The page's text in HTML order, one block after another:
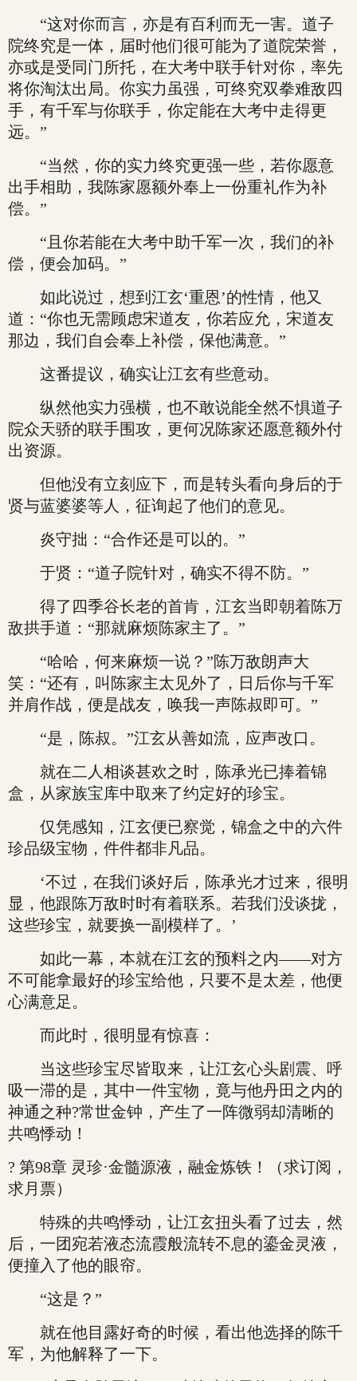
“这对你而言，亦是有百利而无一害。道子
院终究是一体，届时他们很可能为了道院荣誉，
亦或是受同门所托，在大考中联手针对你，率先
将你淘汰出局。你实力虽强，可终究双拳难敌四
手，有千军与你联手，你定能在大考中走得更
远。”
“当然，你的实力终究更强一些，若你愿意
出手相助，我陈家愿额外奉上一份重礼作为补
偿。”
“且你若能在大考中助千军一次，我们的补
偿，便会加码。”
如此说过，想到江玄‘重恩’的性情，他又
道：“你也无需顾虑宋道友，你若应允，宋道友
那边，我们自会奉上补偿，保他满意。”
这番提议，确实让江玄有些意动。
纵然他实力强横，也不敢说能全然不惧道子
院众天骄的联手围攻，更何况陈家还愿意额外付
出资源。
但他没有立刻应下，而是转头看向身后的于
贤与蓝婆婆等人，征询起了他们的意见。
炎守拙：“合作还是可以的。”
于贤：“道子院针对，确实不得不防。”
得了四季谷长老的首肯，江玄当即朝着陈万
敌拱手道：“那就麻烦陈家主了。”
“哈哈，何来麻烦一说？”陈万敌朗声大
笑：“还有，叫陈家主太见外了，日后你与千军
并肩作战，便是战友，唤我一声陈叔即可。”
“是，陈叔。”江玄从善如流，应声改口。
就在二人相谈甚欢之时，陈承光已捧着锦
盒，从家族宝库中取来了约定好的珍宝。
仅凭感知，江玄便已察觉，锦盒之中的六件
珍品级宝物，件件都非凡品。
‘不过，在我们谈好后，陈承光才过来，很明
显，他跟陈万敌时时有着联系。若我们没谈拢，
这些珍宝，就要换一副模样了。’
如此一幕，本就在江玄的预料之内——对方
不可能拿最好的珍宝给他，只要不是太差，他便
心满意足。
而此时，很明显有惊喜：
当这些珍宝尽皆取来，让江玄心头剧震、呼
吸一滞的是，其中一件宝物，竟与他丹田之内的
神通之种?常世金钟，产生了一阵微弱却清晰的
共鸣悸动！
? 第98章 灵珍·金髓源液，融金炼铁！（求订阅，
求月票）
特殊的共鸣悸动，让江玄扭头看了过去，然
后，一团宛若液态流霞般流转不息的鎏金灵液，
便撞入了他的眼帘。
“这是？”
就在他目露好奇的时候，看出他选择的陈千
军，为他解释了一下。